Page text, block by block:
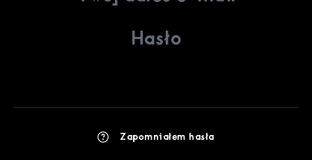
Zapomniałem hasła